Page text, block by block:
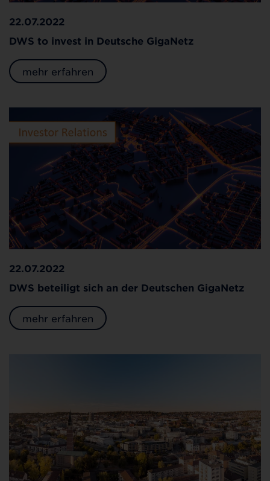
22.07.2022
DWS to invest in Deutsche GigaNetz
mehr erfahren
22.07.2022
DWS beteiligt sich an der Deutschen GigaNetz
mehr erfahren